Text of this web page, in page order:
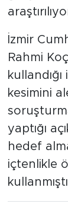
İzmir
Rahmi
kesimini
yaptığı
hedef
içtenlikle